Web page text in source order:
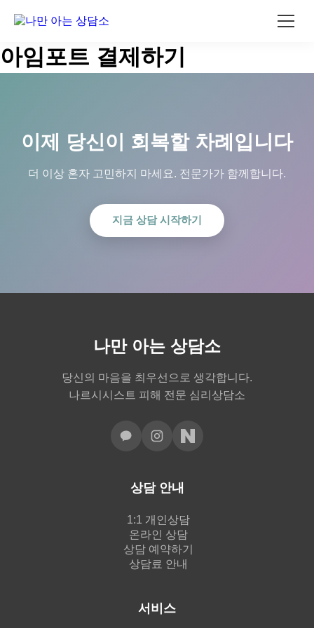
콘
텐
아임포트 결제하기
이제 당신이 회복할 차례입니다
더 이상 혼자 고민하지 마세요. 전문가가 함께합니다.
지금 상담 시작하기
나만 아는 상담소
당신의 마음을 최우선으로 생각합니다.
나르시시스트 피해 전문 심리상담소
상담 안내
1:1 개인상담
온라인 상담
상담 예약하기
상담료 안내
서비스